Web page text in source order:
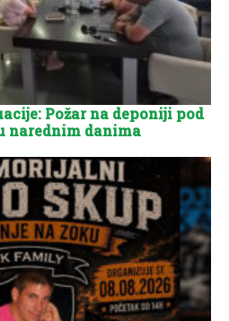
Požar na deponiji pod
narednim danima